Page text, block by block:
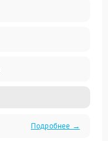
Подробнее →